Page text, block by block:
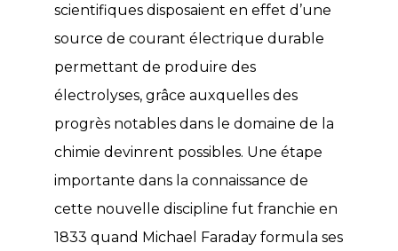
scientifiques disposaient en effet d’une
source de courant électrique durable
permettant de produire des
électrolyses, grâce auxquelles des
progrès notables dans le domaine de la
chimie devinrent possibles. Une étape
importante dans la connaissance de
cette nouvelle discipline fut franchie en
1833 quand Michael Faraday formula ses